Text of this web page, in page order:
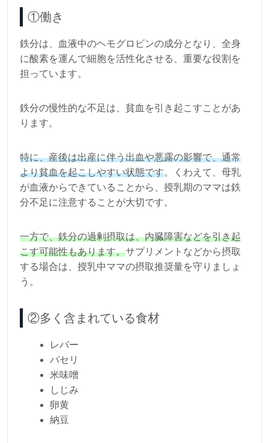
①働き
鉄分は、血液中のヘモグロビンの成分となり、全身
に酸素を運んで細胞を活性化させる、重要な役割を
担っています。
鉄分の慢性的な不足は、貧血を引き起こすことがあ
ります。
特に、産後は出産に伴う出血や悪露の影響で、通常
より貧血を起こしやすい状態です。くわえて、母乳
が血液からできていることから、授乳期のママは鉄
分不足に注意することが大切です。
一方で、鉄分の過剰摂取は、内臓障害などを引き起
こす可能性もあります。サプリメントなどから摂取
する場合は、授乳中ママの摂取推奨量を守りましょ
う。
②多く含まれている食材
レバー
パセリ
米味噌
しじみ
卵黄
納豆